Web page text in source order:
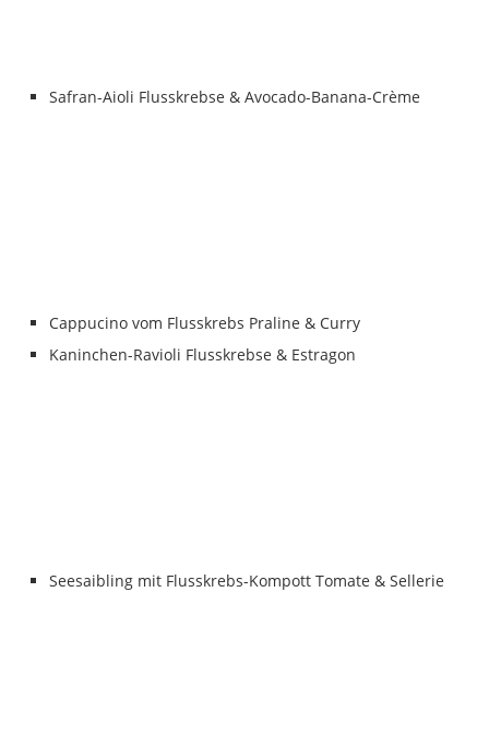
Safran-Aioli Flusskrebse & Avocado-Banana-Crème
Cappucino vom Flusskrebs Praline & Curry
Kaninchen-Ravioli Flusskrebse & Estragon
Seesaibling mit Flusskrebs-Kompott Tomate & Sellerie